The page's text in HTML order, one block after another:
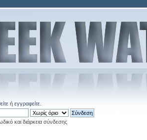
ή εγγραφείτε.
και διάρκεια σύνδεσης